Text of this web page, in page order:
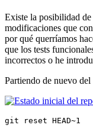
Existe la posibilidad
modificaciones que
por qué querríamos
que los tests
incorrectos o he
Partiendo de nuevo
git reset HEAD~1